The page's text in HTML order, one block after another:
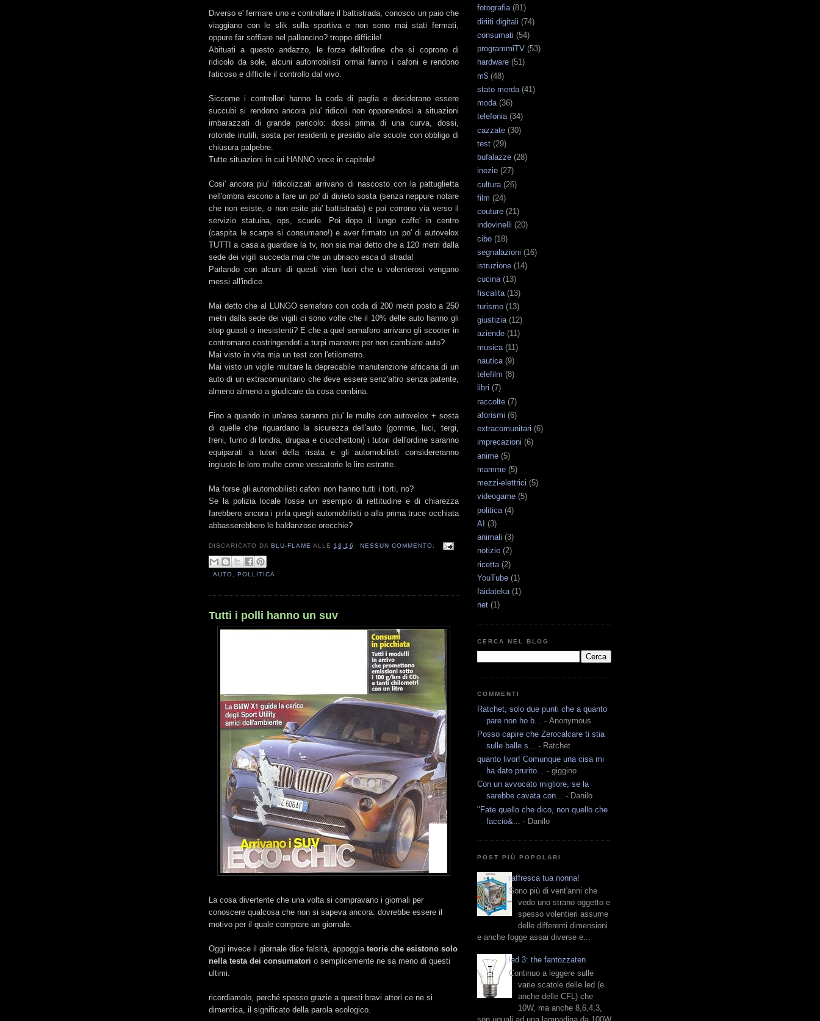
Diverso e' fermare uno e controllare il battistrada, conosco un paio che
viaggiano con le slik sulla sportiva e non sono mai stati fermati,
oppure far soffiare nel palloncino? troppo difficile!
Abituati a questo andazzo, le forze dell'ordine che si coprono di
ridicolo da sole, alcuni automobilisti ormai fanno i cafoni e rendono
faticoso e difficile il controllo dal vivo.
Siccome i controllori hanno la coda di paglia e desiderano essere
succubi si rendono ancora piu' ridicoli non opponendosi a situazioni
imbarazzati di grande pericolo: dossi prima di una curva, dossi,
rotonde inutili, sosta per residenti e presidio alle scuole con obbligo di
chiusura palpebre.
Tutte situazioni in cui HANNO voce in capitolo!
Cosi' ancora piu' ridicolizzati arrivano di nascosto con la pattuglietta
nell'ombra escono a fare un po' di divieto sosta (senza neppure notare
che non esiste, o non esite piu' battistrada) e poi corrono via verso il
servizio statuina, ops, scuole. Poi dopo il lungo caffe' in centro
(caspita le scarpe si consumano!) e aver firmato un po' di autovelox
TUTTI a casa a guardare la tv, non sia mai detto che a 120 metri dalla
sede dei vigili succeda mai che un ubriaco esca di strada!
Parlando con alcuni di questi vien fuori che u volenterosi vengano
messi all'indice.
Mai detto che al LUNGO semaforo con coda di 200 metri posto a 250
metri dalla sede dei vigili ci sono volte che il 10% delle auto hanno gli
stop guasti o inesistenti? E che a quel semaforo arrivano gli scooter in
contromano costringendoti a turpi manovre per non cambiare auto?
Mai visto in vita mia un test con l'etilometro.
Mai visto un vigile multare la deprecabile manutenzione africana di un
auto di un extracomunitario che deve essere senz'altro senza patente,
almeno almeno a giudicare da cosa combina.
Fino a quando in un'area saranno piu' le multe con autovelox + sosta
di quelle che riguardano la sicurezza dell'auto (gomme, luci, tergi,
freni, fumo di londra, drugaa e ciucchettoni) i tutori dell'ordine saranno
equiparati a tutori della risata e gli automobilisti considereranno
ingiuste le loro multe come vessatorie le lire estratte.
Ma forse gli automobilisti cafoni non hanno tutti i torti, no?
Se la polizia locale fosse un esempio di rettitudine e di chiarezza
farebbero ancora i pirla quegli automobilisti o alla prima truce occhiata
abbasserebbero le baldanzose orecchie?
DISCARICATO DABLU-FLAME ALLE18:16 NESSUN COMMENTO:
.AUTO ,POLLITICA
Tutti i polli hanno un suv
La cosa divertente che una volta si compravano i giornali per
conoscere qualcosa che non si sapeva ancora: dovrebbe essere il
motivo per il quale comprare un giornale.
Oggi invece il giornale dice falsità, appoggia teorie che esistono solo
nella testa dei consumatori o semplicemente ne sa meno di questi
ultimi.
ricordiamolo, perché spesso grazie a questi bravi attori ce ne si
dimentica, il significato della parola ecologico.
fotografia (81)
diriiti digitali (74)
consumati (54)
programmiTV (53)
hardware (51)
m$ (48)
stato merda (41)
moda (36)
telefonia (34)
cazzate (30)
test (29)
bufalazze (28)
inezie (27)
cultura (26)
film (24)
couture (21)
indovinelli (20)
cibo (18)
segnalazioni (16)
istruzione (14)
cucina (13)
fiscalita (13)
turismo (13)
giustizia (12)
aziende (11)
musica (11)
nautica (9)
telefilm (8)
libri (7)
raccolte (7)
aforismi (6)
extracomunitari (6)
imprecazioni (6)
anime (5)
mamme (5)
mezzi-elettrici (5)
videogame (5)
politica (4)
AI (3)
animali (3)
notizie (2)
ricetta (2)
YouTube (1)
faidateka (1)
net (1)
CERCA NEL BLOG
COMMENTI
Ratchet, solo due punti che a quanto
pare non ho b...
- Anonymous
Posso capire che Zerocalcare ti stia
sulle balle s...
- Ratchet
quanto livor! Comunque una cisa mi
ha dato prurito... - giggino
Con un avvocato migliore, se la
sarebbe cavata con... - Danilo
"Fate quello che dico, non quello che
faccio&...
- Danilo
POST PIÙ POPOLARI
raffresca tua nonna!
Sono più di vent'anni che
vedo uno strano oggetto e
spesso volentieri assume
delle differenti dimensioni
e anche fogge assai diverse e...
led 3: the fantozzaten
Continuo a leggere sulle
varie scatole delle led (e
anche delle CFL) che
10W, ma anche 8,6,4,3,